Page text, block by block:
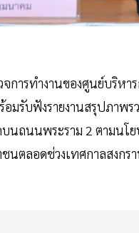
ารทำงานของศูนย์บริหาร
รับฟังรายงานสรุปภาพร
ถนนพระราม 2 ตามนโย
นตลอดช่วงเทศกาลสงก